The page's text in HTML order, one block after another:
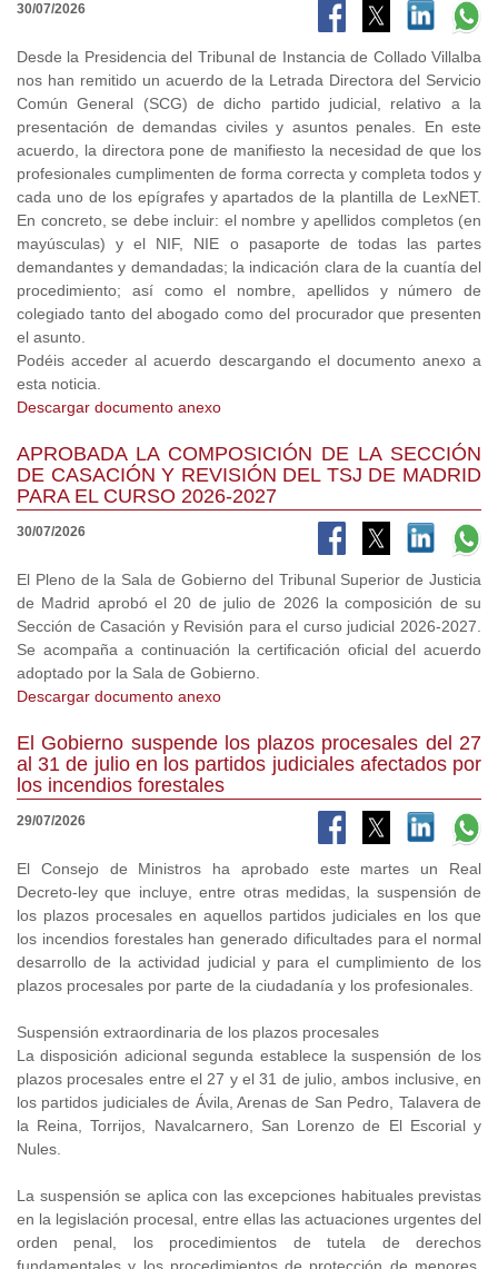
30/07/2026
Desde la Presidencia del Tribunal de Instancia de Collado Villalba
nos han remitido un acuerdo de la Letrada Directora del Servicio
Común General (SCG) de dicho partido judicial, relativo a la
presentación de demandas civiles y asuntos penales. En este
acuerdo, la directora pone de manifiesto la necesidad de que los
profesionales cumplimenten de forma correcta y completa todos y
cada uno de los epígrafes y apartados de la plantilla de LexNET.
En concreto, se debe incluir: el nombre y apellidos completos (en
mayúsculas) y el NIF, NIE o pasaporte de todas las partes
demandantes y demandadas; la indicación clara de la cuantía del
procedimiento; así como el nombre, apellidos y número de
colegiado tanto del abogado como del procurador que presenten
el asunto.
Podéis acceder al acuerdo descargando el documento anexo a
esta noticia.
Descargar documento anexo
APROBADA LA COMPOSICIÓN DE LA SECCIÓN
DE CASACIÓN Y REVISIÓN DEL TSJ DE MADRID
PARA EL CURSO 2026-2027
30/07/2026
El Pleno de la Sala de Gobierno del Tribunal Superior de Justicia
de Madrid aprobó el 20 de julio de 2026 la composición de su
Sección de Casación y Revisión para el curso judicial 2026-2027.
Se acompaña a continuación la certificación oficial del acuerdo
adoptado por la Sala de Gobierno.
Descargar documento anexo
El Gobierno suspende los plazos procesales del 27
al 31 de julio en los partidos judiciales afectados por
los incendios forestales
29/07/2026
El Consejo de Ministros ha aprobado este martes un Real
Decreto-ley que incluye, entre otras medidas, la suspensión de
los plazos procesales en aquellos partidos judiciales en los que
los incendios forestales han generado dificultades para el normal
desarrollo de la actividad judicial y para el cumplimiento de los
plazos procesales por parte de la ciudadanía y los profesionales.
Suspensión extraordinaria de los plazos procesales
La disposición adicional segunda establece la suspensión de los
plazos procesales entre el 27 y el 31 de julio, ambos inclusive, en
los partidos judiciales de Ávila, Arenas de San Pedro, Talavera de
la Reina, Torrijos, Navalcarnero, San Lorenzo de El Escorial y
Nules.
La suspensión se aplica con las excepciones habituales previstas
en la legislación procesal, entre ellas las actuaciones urgentes del
orden penal, los procedimientos de tutela de derechos